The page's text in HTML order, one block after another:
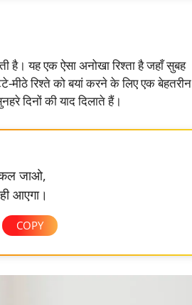
है। यह एक ऐसा अनोखा रिश्ता है जहाँ सुबह
मीठे रिश्ते को बयां करने के लिए एक बेहतरीन
दिनों की याद दिलाते हैं।
जाओ,
आएगा।